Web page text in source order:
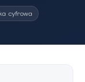
cyfrowa